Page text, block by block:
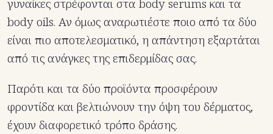
γυναίκες στρέφονται στα body serums και τα
body oils. Αν όμως αναρωτιέστε ποιο από τα δύο
είναι πιο αποτελεσματικό, η απάντηση εξαρτάται
από τις ανάγκες της επιδερμίδας σας.
Παρότι και τα δύο προϊόντα προσφέρουν
φροντίδα και βελτιώνουν την όψη του δέρματος,
έχουν διαφορετικό τρόπο δράσης.